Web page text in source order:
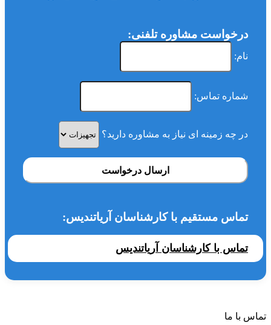
درخواست مشاوره تلفنی:
نام:
شماره تماس:
در چه زمینه ای نیاز به مشاوره دارید؟
ارسال درخواست
تماس مستقیم با کارشناسان آریاتندیس:
تماس با کارشناسان آریاتندیس
تماس با ما